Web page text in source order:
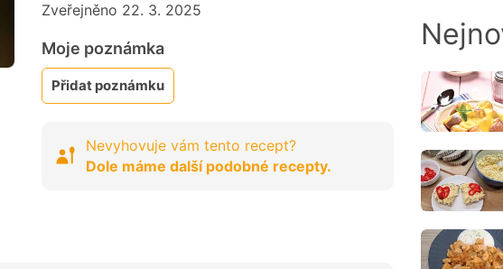
Zveřejněno 22. 3. 2025
Moje poznámka
Přidat poznámku
Nevyhovuje vám tento recept?
Dole máme další podobné recepty.